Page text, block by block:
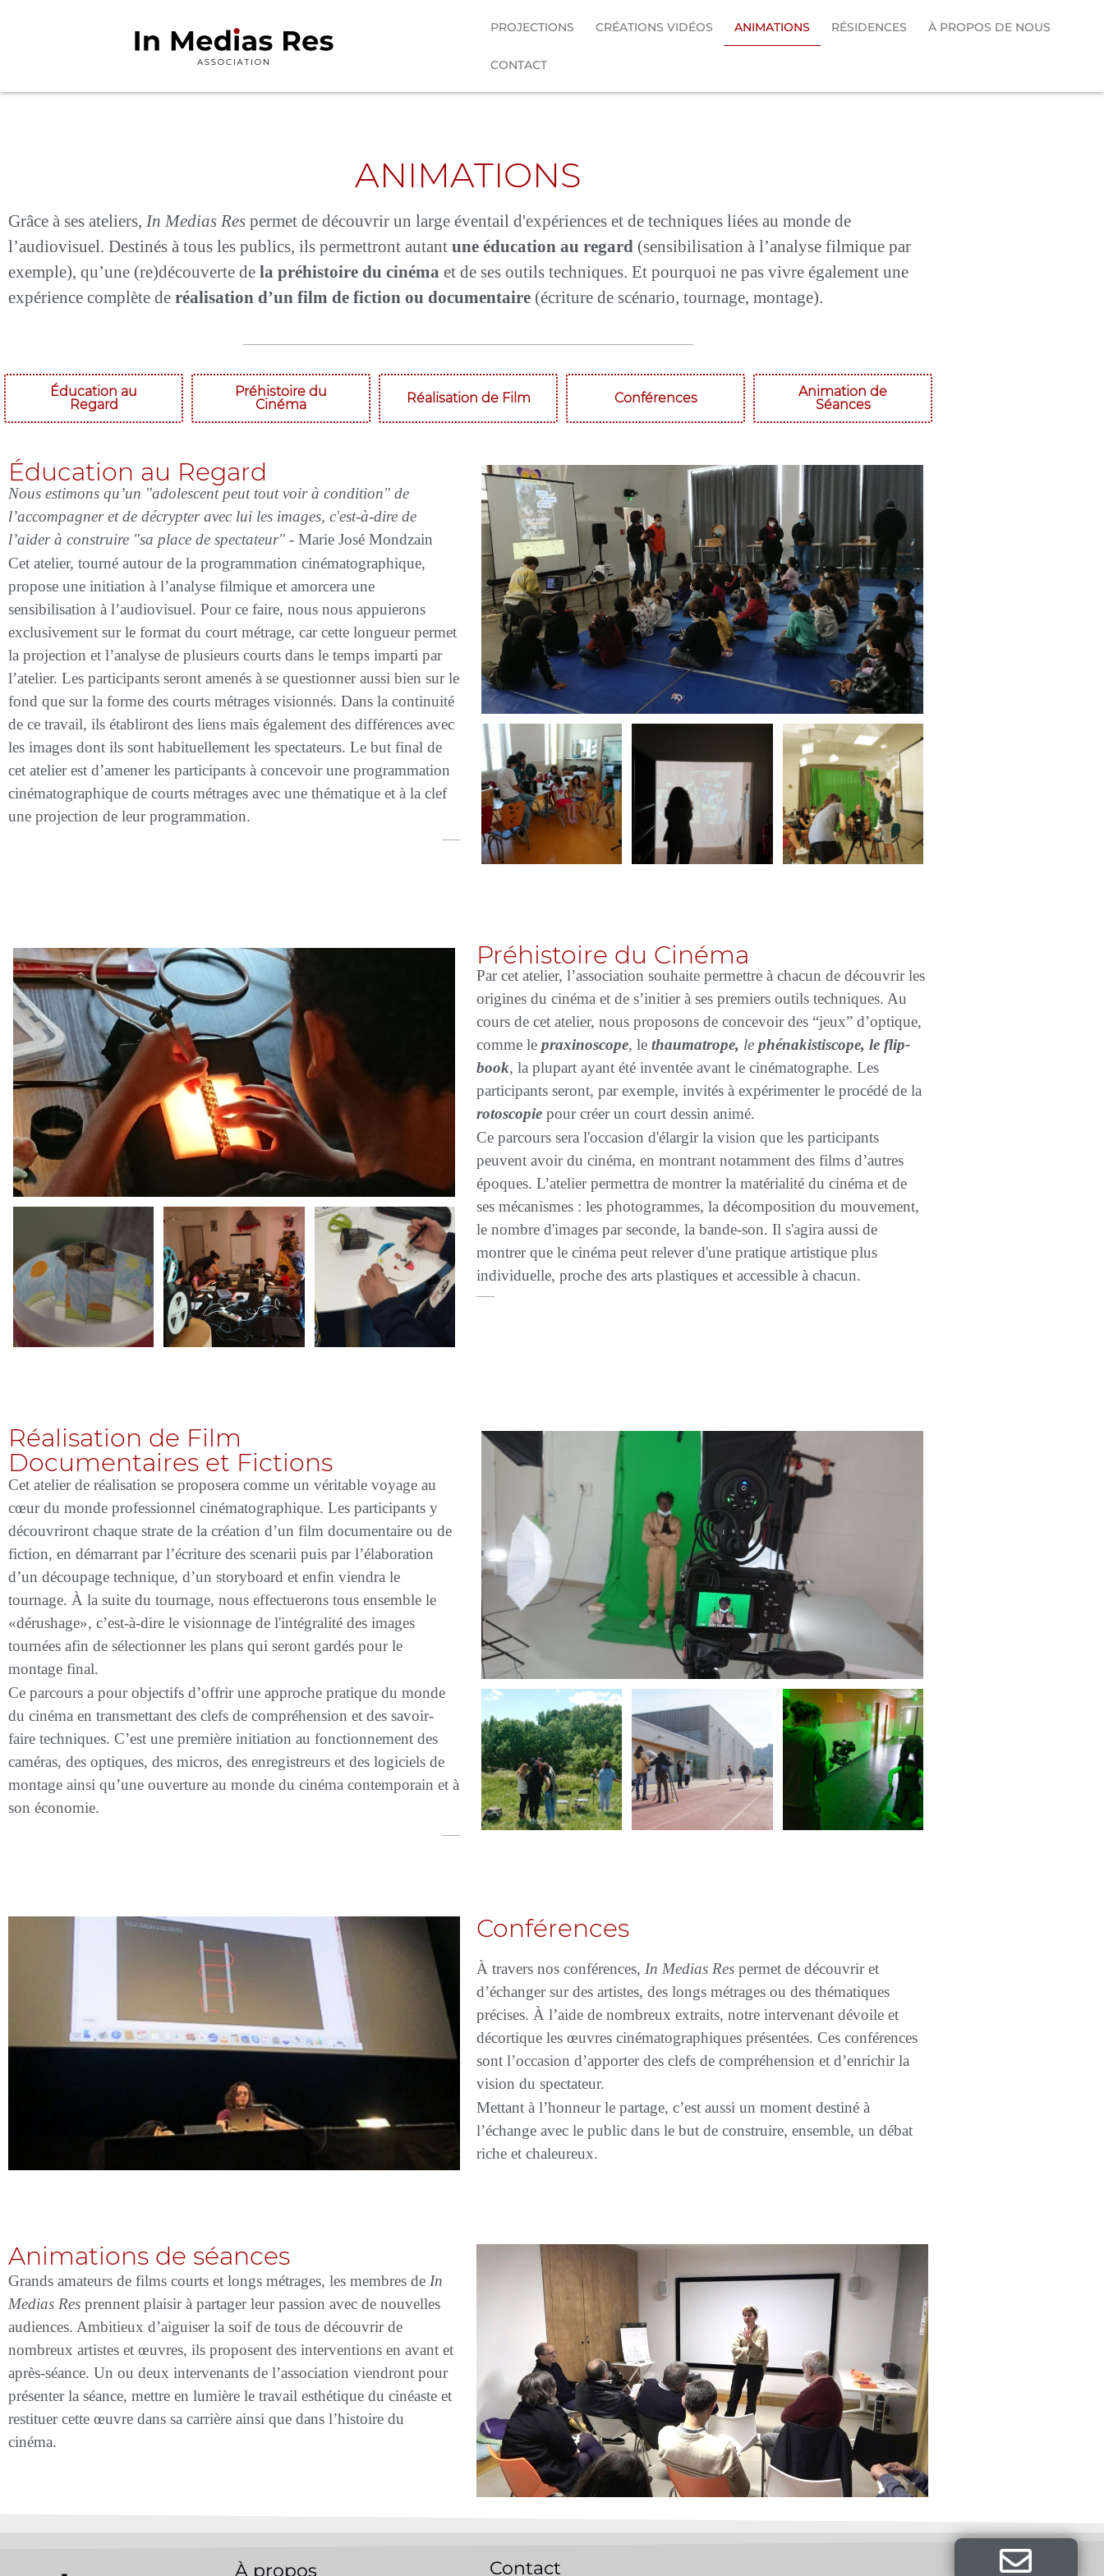
PROJECTIONS CRÉATIONS VIDÉOS ANIMATIONS RÉSIDENCES À PROPOS DE NOUS
CONTACT
ANIMATIONS
Grâce à ses ateliers, In Medias Res permet de découvrir un large éventail d'expériences et de techniques liées au monde de
l’audiovisuel. Destinés à tous les publics, ils permettront autant une éducation au regard (sensibilisation à l’analyse filmique par
exemple), qu’une (re)découverte de la préhistoire du cinéma et de ses outils techniques. Et pourquoi ne pas vivre également une
expérience complète de réalisation d’un film de fiction ou documentaire (écriture de scénario, tournage, montage).
Éducation au
Regard
Préhistoire du
Cinéma
Réalisation de Film Conférences
Animation de
Séances
Éducation au Regard
Nous estimons qu’un "adolescent peut tout voir à condition" de
l’accompagner et de décrypter avec lui les images, c'est-à-dire de
l’aider à construire "sa place de spectateur" - Marie José Mondzain
Cet atelier, tourné autour de la programmation cinématographique,
propose une initiation à l’analyse filmique et amorcera une
sensibilisation à l’audiovisuel. Pour ce faire, nous nous appuierons
exclusivement sur le format du court métrage, car cette longueur permet
la projection et l’analyse de plusieurs courts dans le temps imparti par
l’atelier. Les participants seront amenés à se questionner aussi bien sur le
fond que sur la forme des courts métrages visionnés. Dans la continuité
de ce travail, ils établiront des liens mais également des différences avec
les images dont ils sont habituellement les spectateurs. Le but final de
cet atelier est d’amener les participants à concevoir une programmation
cinématographique de courts métrages avec une thématique et à la clef
une projection de leur programmation.
Préhistoire du Cinéma
Par cet atelier, l’association souhaite permettre à chacun de découvrir les
origines du cinéma et de s’initier à ses premiers outils techniques. Au
cours de cet atelier, nous proposons de concevoir des “jeux” d’optique,
comme le praxinoscope, le thaumatrope, le phénakistiscope, le flip-
book, la plupart ayant été inventée avant le cinématographe. Les
participants seront, par exemple, invités à expérimenter le procédé de la
rotoscopie pour créer un court dessin animé.
Ce parcours sera l'occasion d'élargir la vision que les participants
peuvent avoir du cinéma, en montrant notamment des films d’autres
époques. L’atelier permettra de montrer la matérialité du cinéma et de
ses mécanismes : les photogrammes, la décomposition du mouvement,
le nombre d'images par seconde, la bande-son. Il s'agira aussi de
montrer que le cinéma peut relever d'une pratique artistique plus
individuelle, proche des arts plastiques et accessible à chacun.
Réalisation de Film
Documentaires et Fictions
Cet atelier de réalisation se proposera comme un véritable voyage au
cœur du monde professionnel cinématographique. Les participants y
découvriront chaque strate de la création d’un film documentaire ou de
fiction, en démarrant par l’écriture des scenarii puis par l’élaboration
d’un découpage technique, d’un storyboard et enfin viendra le
tournage. À la suite du tournage, nous effectuerons tous ensemble le
«dérushage», c’est-à-dire le visionnage de l'intégralité des images
tournées afin de sélectionner les plans qui seront gardés pour le
montage final.
Ce parcours a pour objectifs d’offrir une approche pratique du monde
du cinéma en transmettant des clefs de compréhension et des savoir-
faire techniques. C’est une première initiation au fonctionnement des
caméras, des optiques, des micros, des enregistreurs et des logiciels de
montage ainsi qu’une ouverture au monde du cinéma contemporain et à
son économie.
Conférences
À travers nos conférences, In Medias Res permet de découvrir et
d’échanger sur des artistes, des longs métrages ou des thématiques
précises. À l’aide de nombreux extraits, notre intervenant dévoile et
décortique les œuvres cinématographiques présentées. Ces conférences
sont l’occasion d’apporter des clefs de compréhension et d’enrichir la
vision du spectateur.
Mettant à l’honneur le partage, c’est aussi un moment destiné à
l’échange avec le public dans le but de construire, ensemble, un débat
riche et chaleureux.
Animations de séances
Grands amateurs de films courts et longs métrages, les membres de In
Medias Res prennent plaisir à partager leur passion avec de nouvelles
audiences. Ambitieux d’aiguiser la soif de tous de découvrir de
nombreux artistes et œuvres, ils proposent des interventions en avant et
après-séance. Un ou deux intervenants de l’association viendront pour
présenter la séance, mettre en lumière le travail esthétique du cinéaste et
restituer cette œuvre dans sa carrière ainsi que dans l’histoire du
cinéma.
À propos Contact